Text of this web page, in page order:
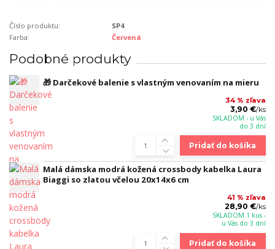
Číslo produktu:
SP4
Farba:
Červená
Podobné produkty
🎁 Darčekové balenie s vlastným venovaním na mieru
34 % zľava
3,90 €/ks
SKLADOM - u Vás
do 3 dní
Pridať do košíka
Malá dámska modrá kožená crossbody kabelka Laura
Biaggi so zlatou včelou 20x14x6 cm
41 % zľava
28,90 €/ks
SKLADOM 1 kus -
u Vás do 3 dní
Pridať do košíka